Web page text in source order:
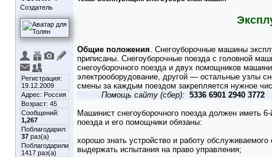
Создатель
Регистрация:
19.12.2009
Адрес: Россия
Возраст: 45
Сообщений:
1,267
Поблагодарил:
37 раз(а)
Поблагодарили
1417 раз(а)
Общие положения. Снегоуборочные машины
приписаны. Снегоуборочные поезда с головной
снегоуборочного поезда и двух помощников
электрооборудование, другой — остальные узлы
смены за каждым поездом закрепляется нужное
Помощь сайту (сбер): 5336 6901 2940 3772
Машинист снегоуборочного поезда должен иметь
поезда и его помощники обязаны:
хорошо знать устройство и работу
выдержать испытания на право управления;